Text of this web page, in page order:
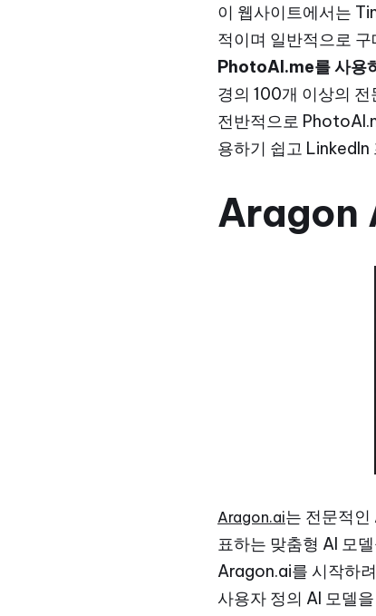
이 웹사이트에서는
적이며 일반적으로
PhotoAI.me를 사용
경의 100개 이상의
전반적으로
용하기 쉽고 LinkedIn
Aragon
Aragon.ai는 전문적인
표하는 맞춤형 AI 모
Aragon.ai를 시작하
사용자 정의 AI 모델